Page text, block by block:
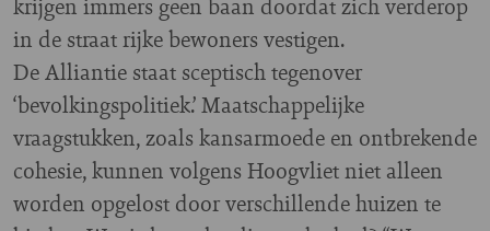
in de straat rijke bewoners vestigen.
De Alliantie staat sceptisch tegenover
‘bevolkingspolitiek.’ Maatschappelijke
vraagstukken, zoals kansarmoede en ontbrekende
cohesie, kunnen volgens Hoogvliet niet alleen
worden opgelost door verschillende huizen te